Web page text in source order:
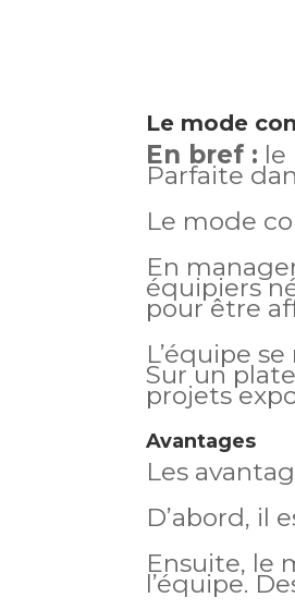
Le mode
En bref : le
Parfaite
Le mode
En
équipiers
pour être
L’équipe
Sur un
projets
Avantages
Les
D’abord, il
Ensuite, le
l’équipe.